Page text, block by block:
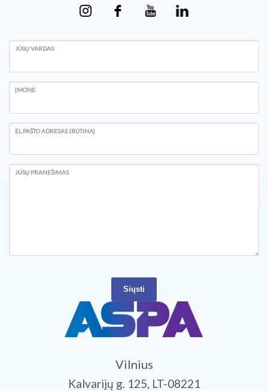
JŪSŲ VARDAS
ĮMONĖ
EL.PAŠTO ADRESAS (BŪTINA)
JŪSŲ PRANEŠIMAS
Siųsti
Vilnius
Kalvarijų g. 125, LT-08221